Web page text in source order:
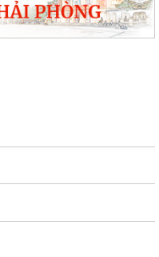
số 57-NQ/TW, tạo đột phá về
phục vụ nhân dân
mẽ về chất lượng giáo dục
kinh doanh
tác thu thập, kê khai, đăng